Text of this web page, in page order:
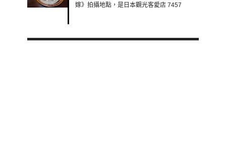
嫁》拍攝地點，是日本觀光客愛店 7457